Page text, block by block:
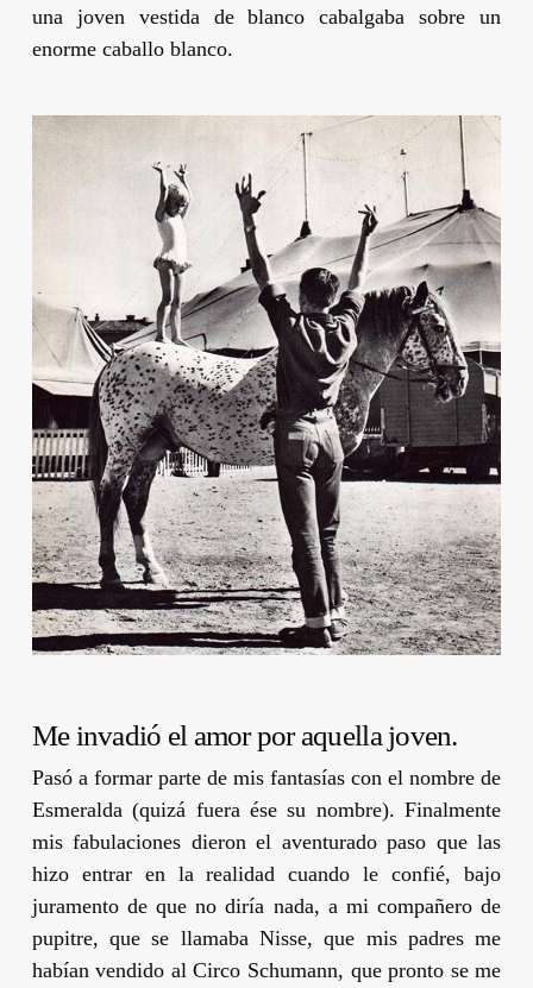
una joven vestida de blanco cabalgaba sobre un
enorme caballo blanco.
Me invadió el amor por aquella joven.
Pasó a formar parte de mis fantasías con el nombre de
Esmeralda (quizá fuera ése su nombre). Finalmente
mis fabulaciones dieron el aventurado paso que las
hizo entrar en la realidad cuando le confié, bajo
juramento de que no diría nada, a mi compañero de
pupitre, que se llamaba Nisse, que mis padres me
habían vendido al Circo Schumann, que pronto se me